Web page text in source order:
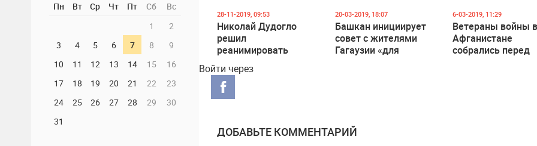
Пн
Вт Ср Чт Пт Сб
Вс
1
2
3
4 5 6 7 8
9
10
11 12 13 14 15
16
17
18 19 20 21 22
23
24
25 26 27 28 29
30
31
28-11-2019, 09:53
Николай Дудогло
решил
реанимировать
20-03-2019, 18:07
Башкан инициирует
совет с жителями
Гагаузии «для
6-03-2019, 11:29
Ветераны войны
Афганистане
собрались перед
Войти через
ДОБАВЬТЕ КОММЕНТАРИЙ